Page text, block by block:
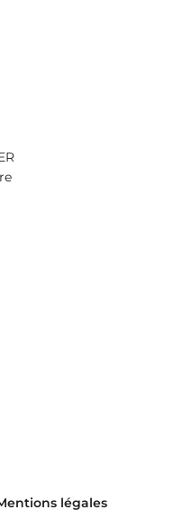
légales